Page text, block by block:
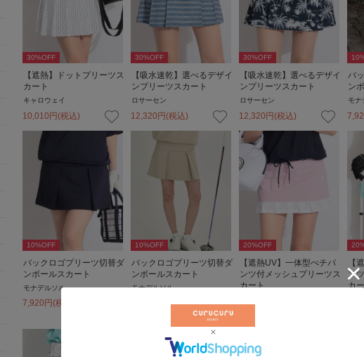
30%OFF
【遮熱】ドットプリーツス
カート
キャロウェイ
10,010円(税込)
30%OFF
【吸水速乾】選べるデザイ
ンプリーツスカート
ロサーセン
12,320円(税込)
30%OFF
【吸水速乾】選べるデザイ
ンプリーツスカート
ロサーセン
12,320円(税込)
10
バ
ン
モナ
10%OFF
バックロゴプリーツ切替ダ
ンボールスカート
モナデルソル
7,920 円 (税込)
10%OFF
バックロゴプリーツ切替ダ
ンボールスカート
モナデルソル
(税込)
20%OFF
【遮熱UV】一体型ぺチパ
ンツ付メッシュプリーツス
カート
20
【
ン
カ
テ